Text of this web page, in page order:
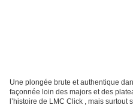
Une plongée brute et authentique
façonnée loin des majors et des
l’histoire de LMC Click , mais surtout